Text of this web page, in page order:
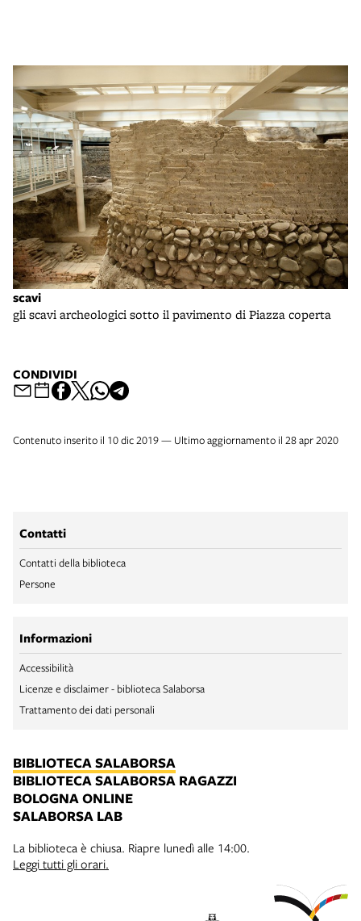
scavi
gli scavi archeologici sotto il pavimento di Piazza coperta
CONDIVIDI
Contenuto inserito il 10 dic 2019 — Ultimo aggiornamento il 28 apr 2020
Contatti
Contatti della biblioteca
Persone
Informazioni
Accessibilità
Licenze e disclaimer - biblioteca Salaborsa
Trattamento dei dati personali
BIBLIOTECA SALABORSA
BIBLIOTECA SALABORSA RAGAZZI
BOLOGNA ONLINE
SALABORSA LAB
La biblioteca è chiusa. Riapre lunedì alle 14:00.
Leggi tutti gli orari.